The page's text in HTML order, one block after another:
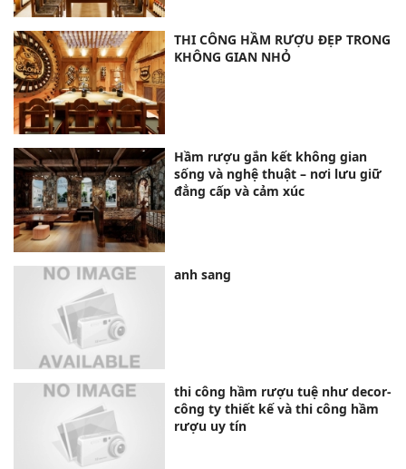
THI CÔNG HẦM RƯỢU ĐẸP TRONG
KHÔNG GIAN NHỎ
Hầm rượu gắn kết không gian
sống và nghệ thuật – nơi lưu giữ
đẳng cấp và cảm xúc
anh sang
thi công hầm rượu tuệ như decor-
công ty thiết kế và thi công hầm
rượu uy tín